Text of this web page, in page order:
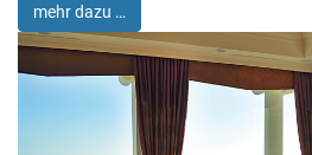
mehr dazu …